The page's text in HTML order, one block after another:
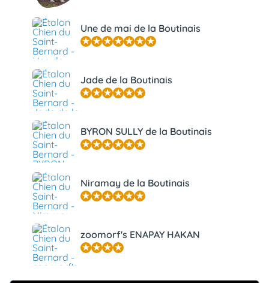
Une de mai de la Boutinais
Jade de la Boutinais
BYRON SULLY de la Boutinais
Niramay de la Boutinais
zoomorf's ENAPAY HAKAN